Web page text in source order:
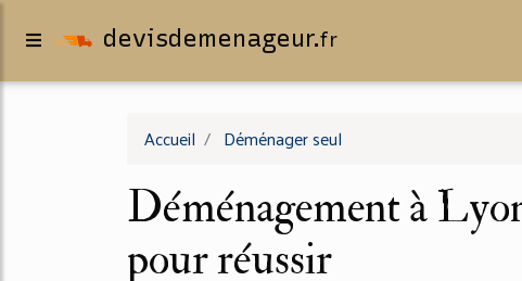
devisdemenageur.fr
Accueil Déménager seul
Déménagement à
pour réussir